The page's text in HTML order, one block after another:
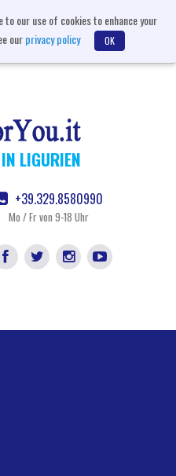
our use of cookies to enhance your
ourprivacy policy OK
LIGURIEN
+39.329.8580990
Mo / Fr von 9-18 Uhr